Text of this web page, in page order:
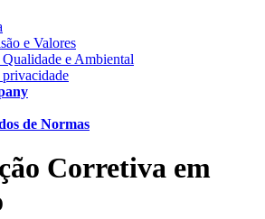
e Valores
e Ambiental
de Normas
Corretiva em